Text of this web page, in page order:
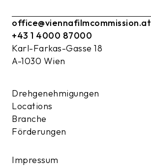
office@viennafilmcommission.at
+43 1 4000 87000
Karl-Farkas-Gasse 18
A-1030 Wien
Drehgenehmigungen
Locations
Branche
Förderungen
Impressum